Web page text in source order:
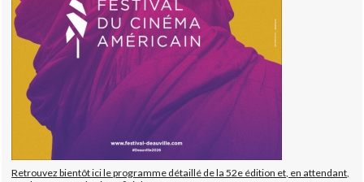
Retrouvez bientôt ici le programme détaillé de la 52e édition et, en attendant,